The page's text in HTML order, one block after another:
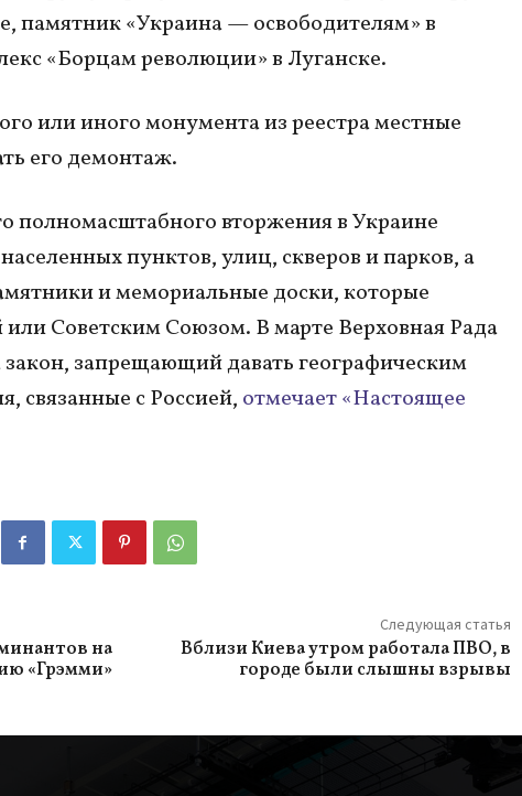
памятник «Украина — освободителям» в
«Борцам революции» в Луганске.
или иного монумента из реестра местные
его демонтаж.
полномасштабного вторжения в Украине
пунктов, улиц, скверов и парков, а
и мемориальные доски, которые
или Советским Союзом. В марте Верховная Рада
запрещающий давать географическим
связанные с Россией, отмечает «Настоящее
на
«Грэмми»
Следующая статья
Вблизи Киева утром работала ПВО, в
городе были слышны взрывы